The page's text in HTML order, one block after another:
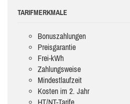
TARIFMERKMALE
Bonuszahlungen
Preisgarantie
Frei-kWh
Zahlungsweise
Mindestlaufzeit
Kosten im 2. Jahr
HT/NT-Tarife